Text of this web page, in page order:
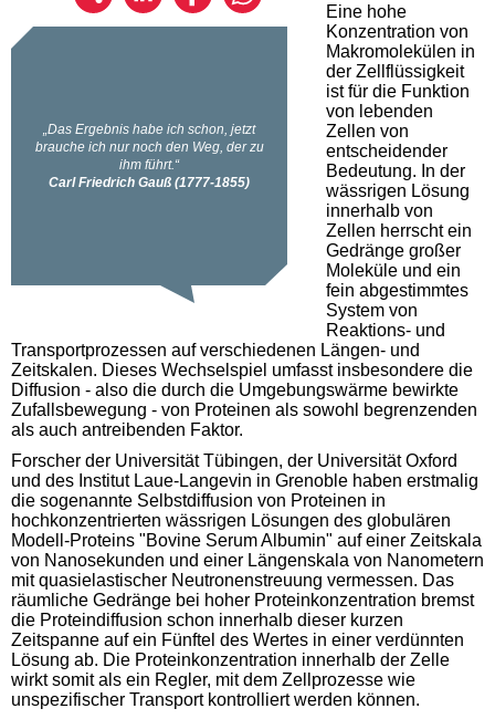
Eine hohe
Konzentration von
Makromolekülen in
der Zellflüssigkeit
ist für die Funktion
von lebenden
Zellen von
entscheidender
Bedeutung. In der
wässrigen Lösung
innerhalb von
Zellen herrscht ein
Gedränge großer
Moleküle und ein
fein abgestimmtes
System von
Reaktions- und
Transportprozessen auf verschiedenen Längen- und
Zeitskalen. Dieses Wechselspiel umfasst insbesondere die
Diffusion - also die durch die Umgebungswärme bewirkte
Zufallsbewegung - von Proteinen als sowohl begrenzenden
als auch antreibenden Faktor.
Forscher der Universität Tübingen, der Universität Oxford
und des Institut Laue-Langevin in Grenoble haben erstmalig
die sogenannte Selbstdiffusion von Proteinen in
hochkonzentrierten wässrigen Lösungen des globulären
Modell-Proteins "Bovine Serum Albumin" auf einer Zeitskala
von Nanosekunden und einer Längenskala von Nanometern
mit quasielastischer Neutronenstreuung vermessen. Das
räumliche Gedränge bei hoher Proteinkonzentration bremst
die Proteindiffusion schon innerhalb dieser kurzen
Zeitspanne auf ein Fünftel des Wertes in einer verdünnten
Lösung ab. Die Proteinkonzentration innerhalb der Zelle
wirkt somit als ein Regler, mit dem Zellprozesse wie
unspezifischer Transport kontrolliert werden können.